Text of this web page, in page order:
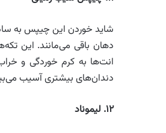
شاید خوردن این چیپس به
دهان باقی می‌مانند. این
انت‌ها به کرم خوردگی و
دندان‌های بیشتری آسیب
۱۲. لیموناد